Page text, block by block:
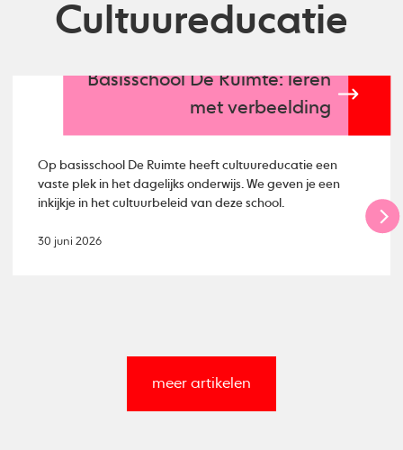
Cultuureducatie
Basisschool De Ruimte: leren
met verbeelding
Op basisschool De Ruimte heeft cultuureducatie een
vaste plek in het dagelijks onderwijs. We geven je een
inkijkje in het cultuurbeleid van deze school.
30 juni 2026
meer artikelen